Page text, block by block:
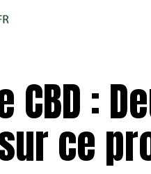
CBD :
ce